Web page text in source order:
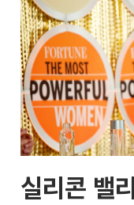
실리콘 밸